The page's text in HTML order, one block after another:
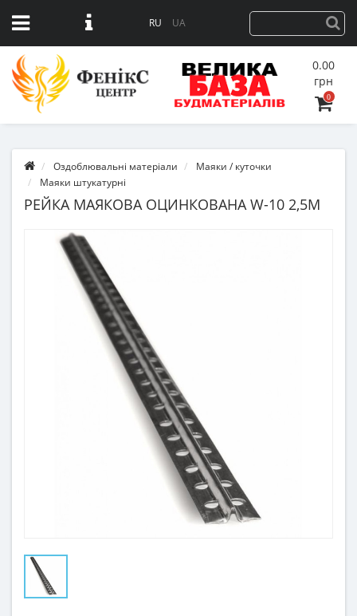
RU UA
0.00
грн
0
Оздоблювальні матеріали
Маяки / куточки
Маяки штукатурні
РЕЙКА МАЯКОВА ОЦИНКОВАНА W-10 2,5М